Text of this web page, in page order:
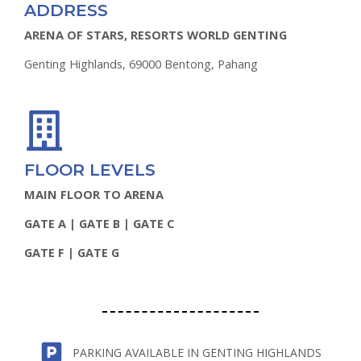
ADDRESS
ARENA OF STARS, RESORTS WORLD GENTING
Genting Highlands, 69000 Bentong, Pahang
FLOOR LEVELS
MAIN FLOOR TO ARENA
GATE A | GATE B | GATE C
GATE F | GATE G
PARKING AVAILABLE IN GENTING HIGHLANDS